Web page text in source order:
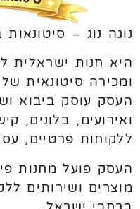
נוגה נוג – סיטונאות
היא חנות ישראלית
ומכירה סיטונאית
העסק עוסק ביבוא
ואירועים, בלונים,
ללקוחות פרטיים,
העסק פועל מחנות
מוצרים ושירותים